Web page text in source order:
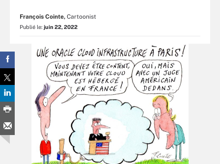
François Cointe, Cartoonist
Publié le: juin 22, 2022